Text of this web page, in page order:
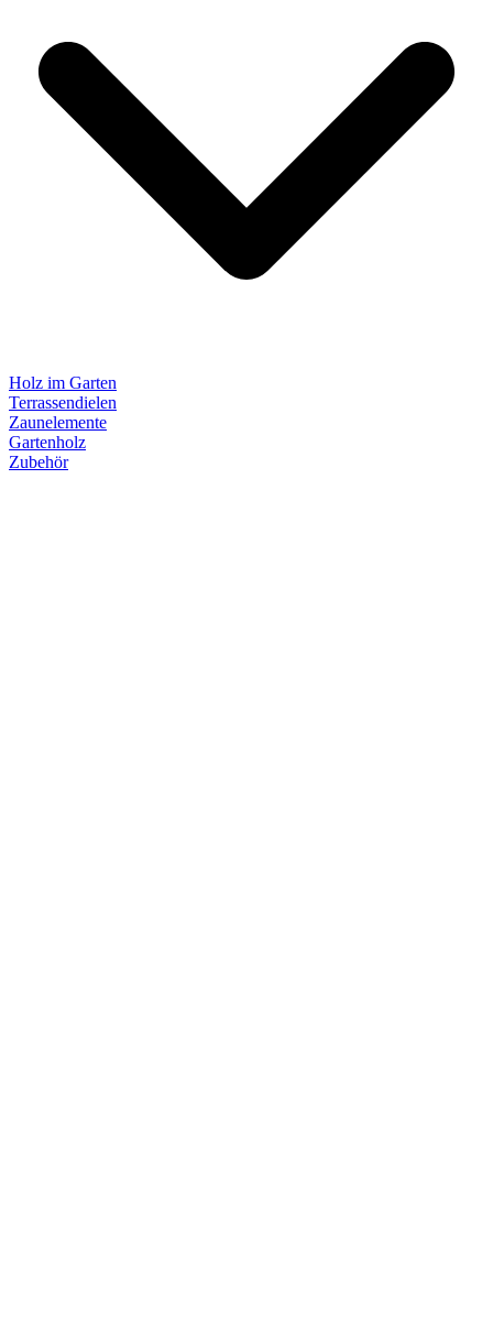
Holz im Garten
Terrassendielen
Zaunelemente
Gartenholz
Zubehör